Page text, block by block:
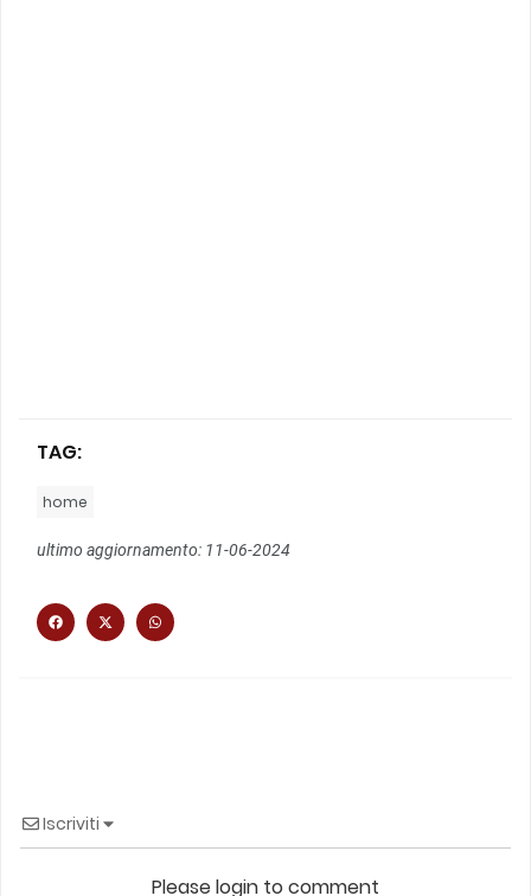
TAG:
home
ultimo aggiornamento: 11-06-2024
Iscriviti
Please login to comment